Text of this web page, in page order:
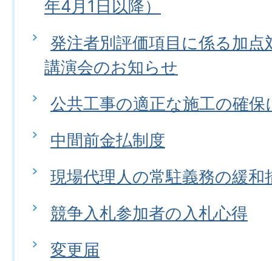
年4月1日以降）
発注者別評価項目に係る加
講演会のお知らせ
公共工事の適正な施工の確保
中間前金払制度
現場代理人の常駐義務の緩
競争入札参加者の入札心得
変更届